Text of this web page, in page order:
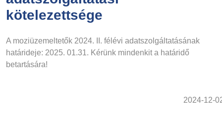
kötelezettsége
A moziüzemeltetők 2024. II. félévi adatszolgáltatásának
határideje: 2025. 01.31. Kérünk mindenkit a határidő
betartására!
2024-12-